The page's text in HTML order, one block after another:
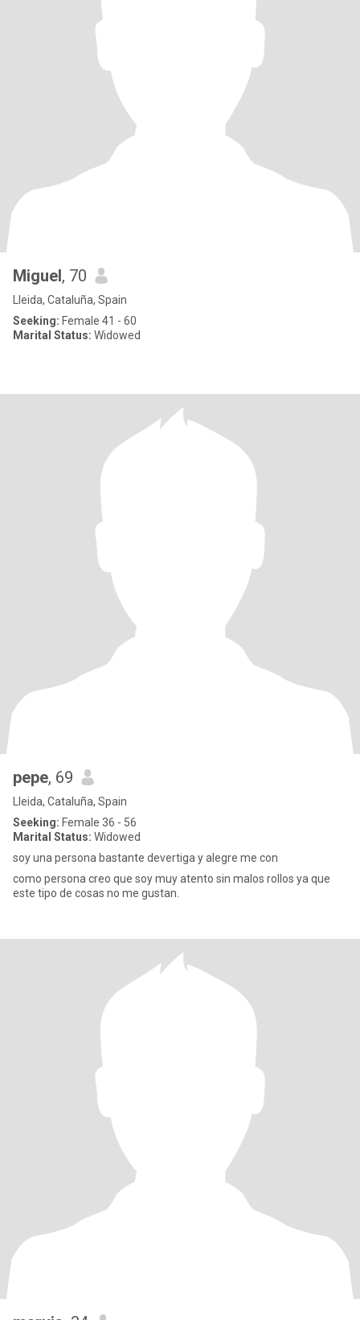
Miguel, 70
Lleida, Cataluña, Spain
Seeking: Female 41 - 60
Marital Status: Widowed
pepe, 69
Lleida, Cataluña, Spain
Seeking: Female 36 - 56
Marital Status: Widowed
soy una persona bastante devertiga y alegre me con
como persona creo que soy muy atento sin malos rollos ya que
este tipo de cosas no me gustan.